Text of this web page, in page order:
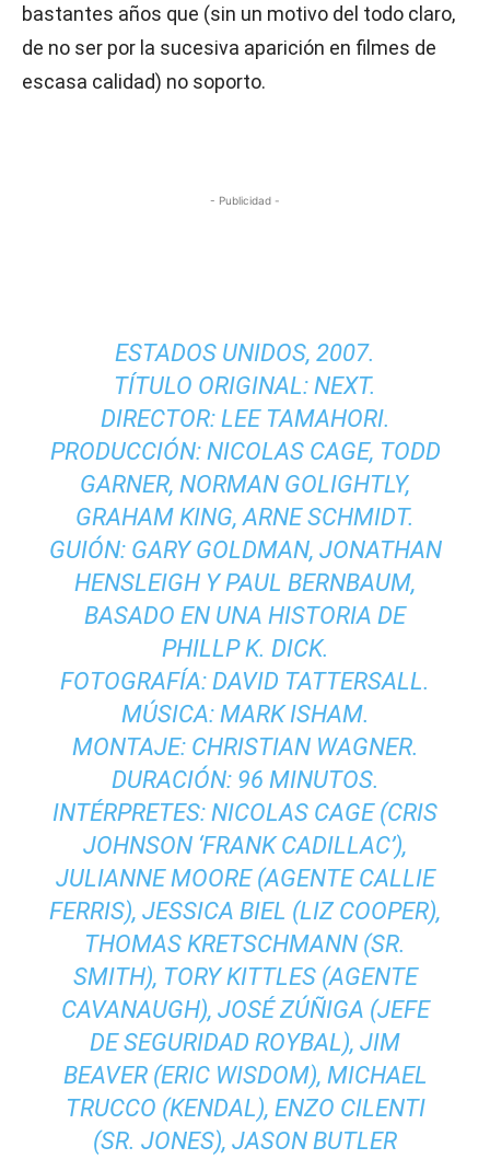
bastantes años que (sin un motivo del todo claro,
de no ser por la sucesiva aparición en filmes de
escasa calidad) no soporto.
- Publicidad -
ESTADOS UNIDOS, 2007.
TÍTULO ORIGINAL: NEXT.
DIRECTOR: LEE TAMAHORI.
PRODUCCIÓN: NICOLAS CAGE, TODD
GARNER, NORMAN GOLIGHTLY,
GRAHAM KING, ARNE SCHMIDT.
GUIÓN: GARY GOLDMAN, JONATHAN
HENSLEIGH Y PAUL BERNBAUM,
BASADO EN UNA HISTORIA DE
PHILLP K. DICK.
FOTOGRAFÍA: DAVID TATTERSALL.
MÚSICA: MARK ISHAM.
MONTAJE: CHRISTIAN WAGNER.
DURACIÓN: 96 MINUTOS.
INTÉRPRETES: NICOLAS CAGE (CRIS
JOHNSON ‘FRANK CADILLAC’),
JULIANNE MOORE (AGENTE CALLIE
FERRIS), JESSICA BIEL (LIZ COOPER),
THOMAS KRETSCHMANN (SR.
SMITH), TORY KITTLES (AGENTE
CAVANAUGH), JOSÉ ZÚÑIGA (JEFE
DE SEGURIDAD ROYBAL), JIM
BEAVER (ERIC WISDOM), MICHAEL
TRUCCO (KENDAL), ENZO CILENTI
(SR. JONES), JASON BUTLER